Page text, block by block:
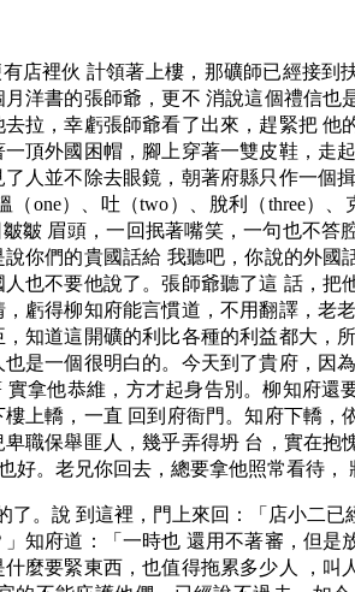
店裡伙 計領著上樓，那礦師已經接到
洋書的張師爺，更不 消說這個禮信也
拉，幸虧張師爺看了出來，趕緊把 他
頂外國困帽，腳上穿著一雙皮鞋，走
人並不除去眼鏡，朝著府縣只作一個
one）、吐（two）、脫利（three）、
皺 眉頭，一回抿著嘴笑，一句也不答
你們的貴國話給 我聽吧，你說的外國
也不要他說了。張師爺聽了這 話，把
虧得柳知府能言慣道，不用翻譯，老
知道這開礦的利比各種的利益都大，
是一個很明白的。今天到了貴府，因
拿他恭維，方才起身告別。柳知府還
上轎，一直 回到府衙門。知府下轎，
職保舉匪人，幾乎弄得坍 台，實在抱
。老兄你回去，總要拿他照常看待，
。說 到這裡，門上來回：「店小二
知府道：「一時也 還用不著審，但是
麼要緊東西，也值得拖累多少人 ，叫